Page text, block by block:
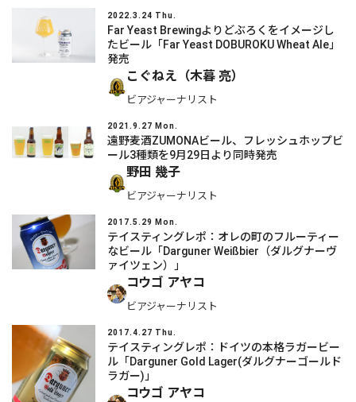
2022.3.24 Thu.
Far Yeast Brewingよりどぶろくをイメージし
たビール「Far Yeast DOBUROKU Wheat Ale」
発売
こぐねえ（木暮 亮）
ビアジャーナリスト
2021.9.27 Mon.
遠野麦酒ZUMONAビール、フレッシュホップビ
ール3種類を9月29日より同時発売
野田 幾子
ビアジャーナリスト
2017.5.29 Mon.
テイスティングレポ：オレの町のフルーティー
なビール「Darguner Weißbier（ダルグナーヴ
ァイツェン）」
コウゴ アヤコ
ビアジャーナリスト
2017.4.27 Thu.
テイスティングレポ：ドイツの本格ラガービー
ル「Darguner Gold Lager(ダルグナーゴールド
ラガー)」
コウゴ アヤコ